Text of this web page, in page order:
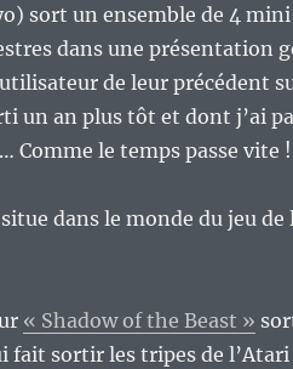
sort un ensemble de 4
dans une présentation
de leur précédent
un an plus tôt et dont j’ai
Comme le temps passe vite !
dans le monde du jeu
« Shadow of the Beast »
fait sortir les tripes de